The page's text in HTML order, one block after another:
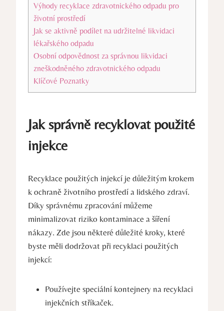
Výhody recyklace zdravotnického odpadu pro
životní prostředí
Jak se aktivně podílet na udržitelné likvidaci
lékařského odpadu
Osobní odpovědnost za správnou likvidaci
zneškodněného zdravotnického odpadu
Klíčové Poznatky
Jak správně recyklovat použité
injekce
Recyklace použitých injekcí je důležitým krokem
k ochraně životního prostředí a lidského zdraví.
Díky správnému zpracování můžeme
minimalizovat riziko kontaminace a šíření
nákazy. Zde jsou některé důležité kroky, které
byste měli dodržovat při recyklaci použitých
injekcí:
Používejte speciální kontejnery na recyklaci
injekčních stříkaček.